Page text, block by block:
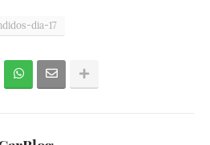
dia-17